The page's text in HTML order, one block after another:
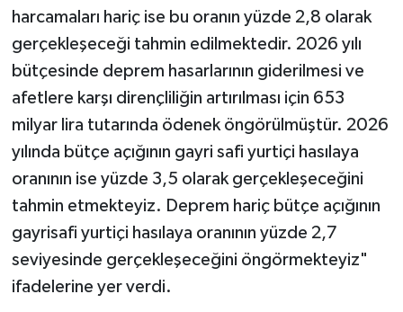
harcamaları hariç ise bu oranın yüzde 2,8 olarak
gerçekleşeceği tahmin edilmektedir. 2026 yılı
bütçesinde deprem hasarlarının giderilmesi ve
afetlere karşı dirençliliğin artırılması için 653
milyar lira tutarında ödenek öngörülmüştür. 2026
yılında bütçe açığının gayri safi yurtiçi hasılaya
oranının ise yüzde 3,5 olarak gerçekleşeceğini
tahmin etmekteyiz. Deprem hariç bütçe açığının
gayrisafi yurtiçi hasılaya oranının yüzde 2,7
seviyesinde gerçekleşeceğini öngörmekteyiz"
ifadelerine yer verdi.